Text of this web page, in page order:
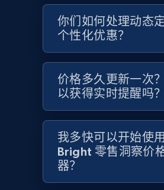
Amazon products global
products by specific category
Title, Seller name, Brand,
price, Currency, Availability,
2.1K+ 375+
Amazon products global
Collecting products by
你们如何处理动态
个性化优惠？
价格多久更新一次
以获得实时提醒吗？
我多快可以开始使用
Bright 零售洞察价
器？